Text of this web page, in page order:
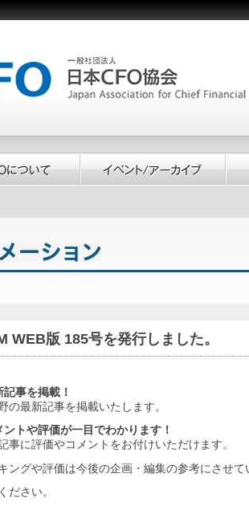
WEB版 185号を発行しました。
事を掲載！
の最新記事を掲載いたします。
トや評価が一目でわかります！
事に評価やコメントをお付けいただけます。
ングや評価は今後の企画・編集の参考にさせて
ださい。